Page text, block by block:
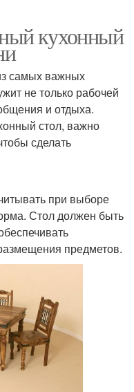
кухонный
самых важных
не только рабочей
и отдыха.
стол, важно
сделать
при выборе
Стол должен быть
предметов.